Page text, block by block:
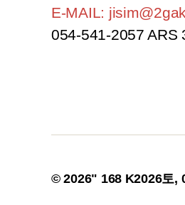
E-MAIL:
054-541-2057 ARS
© 2026" 168 K2026토,